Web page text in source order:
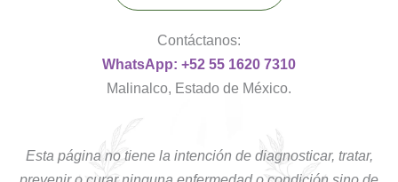
Contáctanos:
WhatsApp: +52 55 1620 7310
Malinalco, Estado de México.
Esta página no tiene la intención de diagnosticar, tratar,